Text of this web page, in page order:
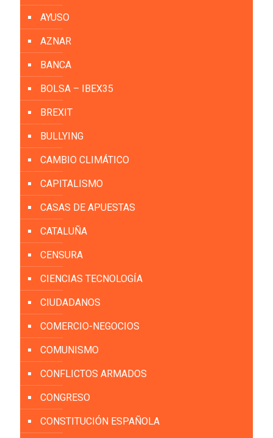
AYUSO
AZNAR
BANCA
BOLSA – IBEX35
BREXIT
BULLYING
CAMBIO CLIMÁTICO
CAPITALISMO
CASAS DE APUESTAS
CATALUÑA
CENSURA
CIENCIAS TECNOLOGÍA
CIUDADANOS
COMERCIO-NEGOCIOS
COMUNISMO
CONFLICTOS ARMADOS
CONGRESO
CONSTITUCIÓN ESPAÑOLA